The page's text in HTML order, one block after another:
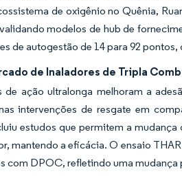
de oxigênio no Quênia,
modelos de hub de
de autogestão de 14 para 92
de Inaladores de Tripla
de ação ultralonga melhoram a
intervenções de resgate em
estudos que permitem a
mantendo a eficácia. O ensaio
com DPOC, refletindo uma